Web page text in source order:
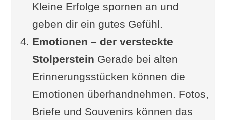
Videos
Artikel
Kleine Erfolge spornen an und
geben dir ein gutes Gefühl.
Emotionen – der versteckte
Stolperstein Gerade bei alten
Erinnerungsstücken können die
Emotionen überhandnehmen. Fotos,
Briefe und Souvenirs können das